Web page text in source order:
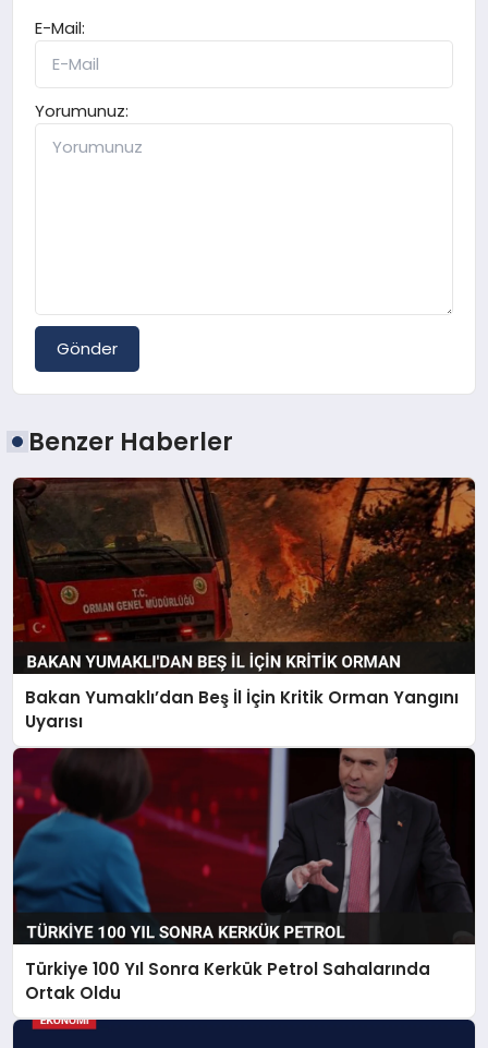
E-Mail:
Yorumunuz:
Gönder
Benzer Haberler
Bakan Yumaklı’dan Beş İl İçin Kritik Orman Yangını
Uyarısı
Türkiye 100 Yıl Sonra Kerkük Petrol Sahalarında
Ortak Oldu